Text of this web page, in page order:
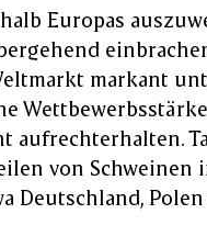
Europas
markant
aufrechterhalten.
von Schweinen
Deutschland, Polen